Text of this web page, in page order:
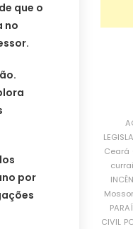
que o
no
por
Ceará
CIVIL